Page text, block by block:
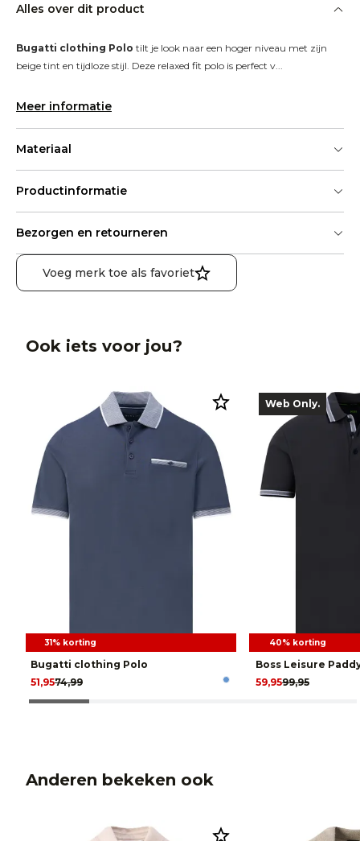
Alles over dit product
Bugatti clothing Polo tilt je look naar een hoger niveau met zijn
beige tint en tijdloze stijl. Deze relaxed fit polo is perfect v...
Meer informatie
Materiaal
Productinformatie
Bezorgen en retourneren
Voeg merk toe als favoriet
Ook iets voor jou?
31% korting
Bugatti clothing Polo
74,99
51,95
Web Only.
40% korting
Boss Leisure
99,95
59,95
Anderen bekeken ook